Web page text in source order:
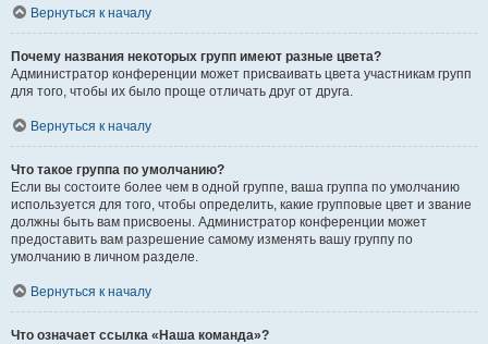
Вернуться к началу
Почему названия некоторых групп имеют разные цвета?
Администратор конференции может присваивать цвета участникам групп
для того, чтобы их было проще отличать друг от друга.
Вернуться к началу
Что такое группа по умолчанию?
Если вы состоите более чем в одной группе, ваша группа по умолчанию
используется для того, чтобы определить, какие групповые цвет и звание
должны быть вам присвоены. Администратор конференции может
предоставить вам разрешение самому изменять вашу группу по
умолчанию в личном разделе.
Вернуться к началу
Что означает ссылка «Наша команда»?